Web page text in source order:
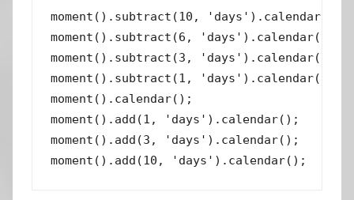
moment().subtract(10, 'days').calendar();
moment().subtract(6, 'days').calendar();  //
moment().subtract(3, 'days').calendar();  //
moment().subtract(1, 'days').calendar();
moment().calendar();                      //
moment().add(1, 'days').calendar();
moment().add(3, 'days').calendar();
moment().add(10, 'days').calendar();